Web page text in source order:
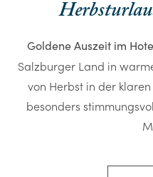
Goldene Auszeit im
Salzburger Land in
von Herbst in der
besonders